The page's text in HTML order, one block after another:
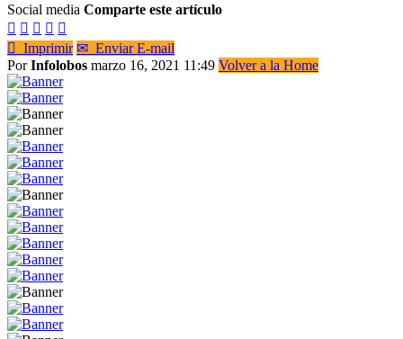
Social media Comparte este artículo
    
 Imprimir ✉ Enviar E-mail
PorInfolobos marzo 16, 2021 11:49 Volver a la Home